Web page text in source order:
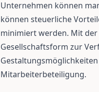
Unternehmen können
können steuerliche
minimiert werden. Mit der
Gesellschaftsform zur
Mitarbeiterbeteiligung.